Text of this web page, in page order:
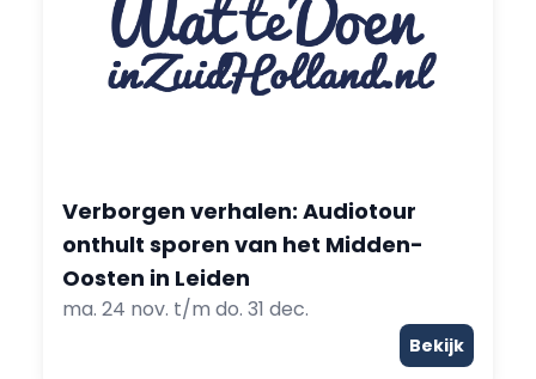
Verborgen verhalen: Audiotour
onthult sporen van het Midden-
Oosten in Leiden
ma. 24 nov. t/m do. 31 dec.
Bekijk